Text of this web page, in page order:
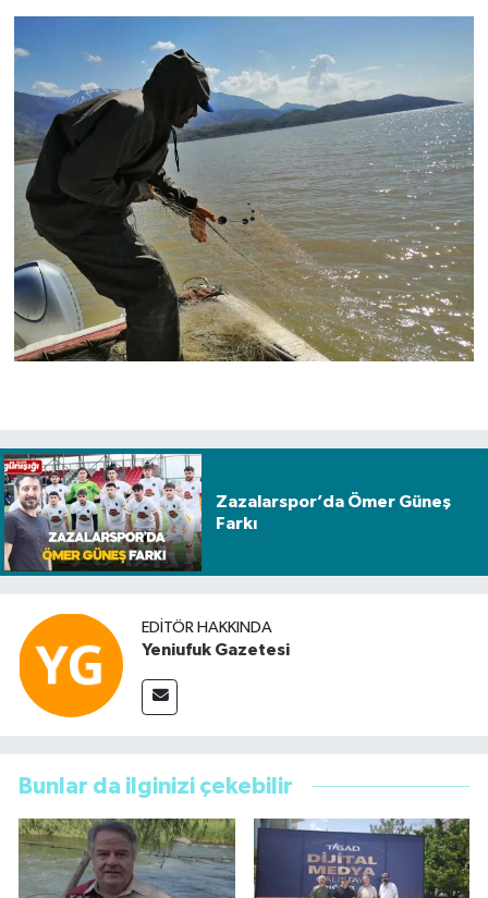
Zazalarspor’da Ömer Güneş
Farkı
EDITÖR HAKKINDA
Yeniufuk Gazetesi
Bunlar da ilginizi çekebilir